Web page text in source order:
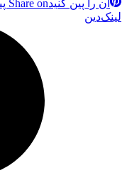
آن را پین کنیدShare on پینترست
لینک‌دین